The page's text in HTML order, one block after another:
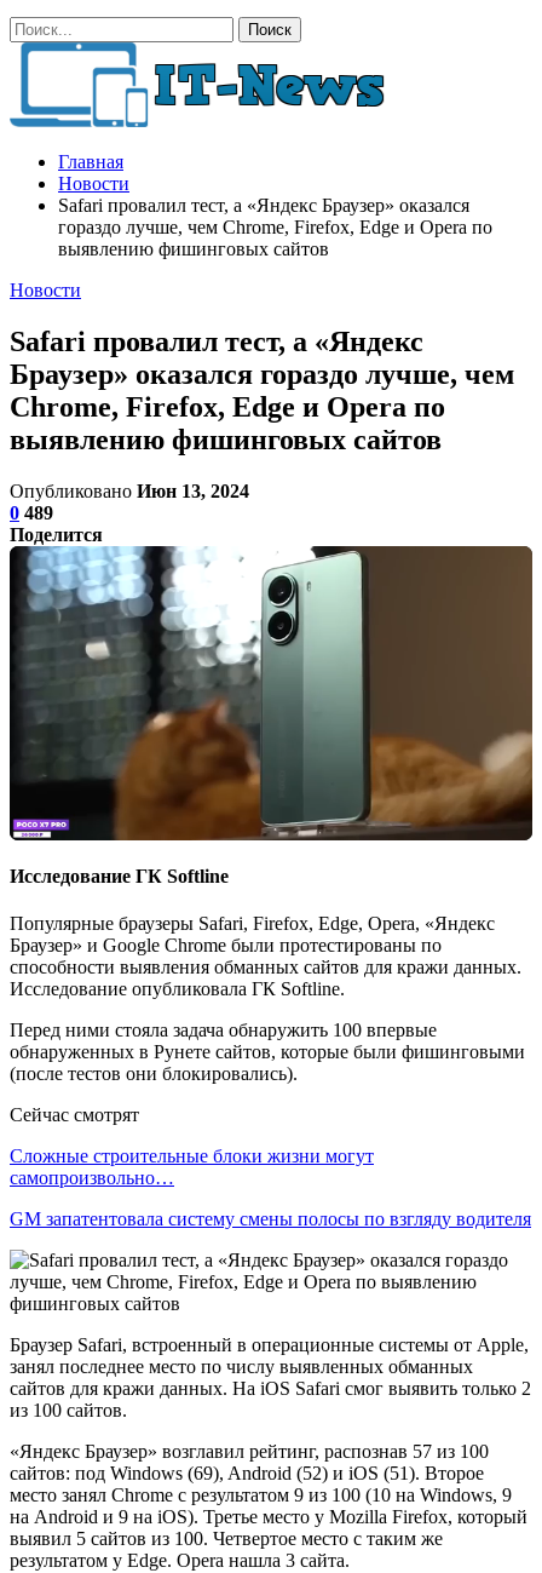
Главная
Новости
Safari провалил тест, а «Яндекс Браузер» оказался
гораздо лучше, чем Chrome, Firefox, Edge и Opera по
выявлению фишинговых сайтов
Новости
Safari провалил тест, а «Яндекс
Браузер» оказался гораздо лучше, чем
Chrome, Firefox, Edge и Opera по
выявлению фишинговых сайтов
Опубликовано Июн 13, 2024
0 489
Поделится
Исследование ГК Softline
Популярные браузеры Safari, Firefox, Edge, Opera, «Яндекс
Браузер» и Google Chrome были протестированы по
способности выявления обманных сайтов для кражи данных.
Исследование опубликовала ГК Softline.
Перед ними стояла задача обнаружить 100 впервые
обнаруженных в Рунете сайтов, которые были фишинговыми
(после тестов они блокировались).
Сейчас смотрят
Сложные строительные блоки жизни могут
самопроизвольно…
GM запатентовала систему смены полосы по взгляду водителя
Браузер Safari, встроенный в операционные системы от Apple,
занял последнее место по числу выявленных обманных
сайтов для кражи данных. На iOS Safari смог выявить только 2
из 100 сайтов.
«Яндекс Браузер» возглавил рейтинг, распознав 57 из 100
сайтов: под Windows (69), Android (52) и iOS (51). Второе
место занял Chrome с результатом 9 из 100 (10 на Windows, 9
на Android и 9 на iOS). Третье место у Mozilla Firefox, который
выявил 5 сайтов из 100. Четвертое место с таким же
результатом у Edge. Opera нашла 3 сайта.